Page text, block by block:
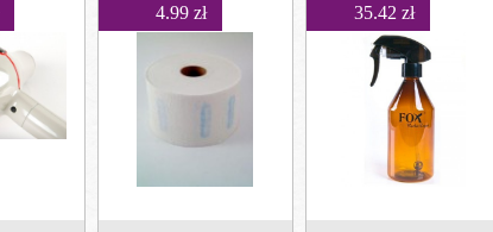
4.99 zł 35.42 zł